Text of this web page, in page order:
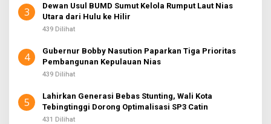
3
Dewan Usul BUMD Sumut Kelola Rumput Laut Nias
Utara dari Hulu ke Hilir
439 Dilihat
4
Gubernur Bobby Nasution Paparkan Tiga Prioritas
Pembangunan Kepulauan Nias
439 Dilihat
5
Lahirkan Generasi Bebas Stunting, Wali Kota
Tebingtinggi Dorong Optimalisasi SP3 Catin
431 Dilihat